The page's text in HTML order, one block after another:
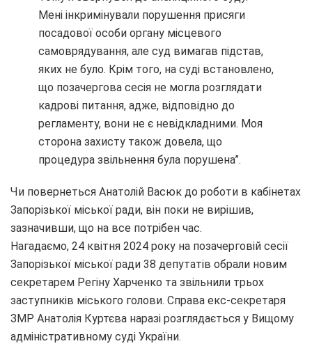
Мені інкримінували порушення присяги
посадової особи органу місцевого
самоврядування, але суд вимагав підстав,
яких не було. Крім того, на суді встановлено,
що позачергова сесія не могла розглядати
кадрові питання, адже, відповідно до
регламенту, вони не є невідкладними. Моя
сторона захисту також довела, що
процедура звільнення була порушена”.
Чи повернеться Анатолій Васюк до роботи в кабінетах
Запорізької міської ради, він поки не вирішив,
зазначивши, що на все потрібен час.
Нагадаємо, 24 квітня 2024 року на позачерговій сесії
Запорізької міської ради 38 депутатів обрали новим
секретарем Регіну Харченко та звільнили трьох
заступників міського голови. Справа екс-секретаря
ЗМР Анатолія Куртєва наразі розглядається у Вищому
адміністративному суді України.